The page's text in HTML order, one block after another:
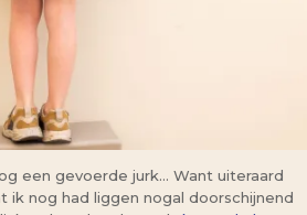
een gevoerde jurk… Want uiteraard
ik nog had liggen nogal doorschijnend